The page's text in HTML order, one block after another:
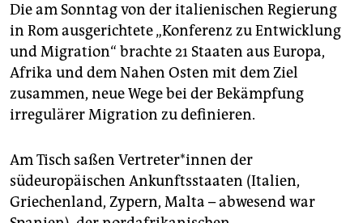
abo
genossenschaft
epaper login
Die am Sonntag von der italienischen Regierung
in Rom ausgerichtete „Konferenz zu Entwicklung
und Migration“ brachte 21 Staaten aus Europa,
Afrika und dem Nahen Osten mit dem Ziel
zusammen, neue Wege bei der Bekämpfung
irregulärer Migration zu definieren.
Am Tisch saßen Ver­tre­te­r*in­nen der
südeuropäischen Ankunftsstaaten (Italien,
Griechenland, Zypern, Malta – abwesend war